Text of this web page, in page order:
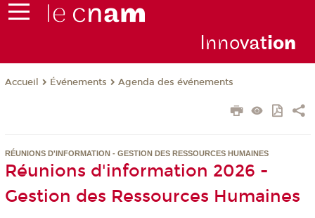
Innovation
Accueil Événements Agenda des événements
RÉUNIONS D'INFORMATION - GESTION DES RESSOURCES HUMAINES
Réunions d'information 2026 -
Gestion des Ressources Humaines